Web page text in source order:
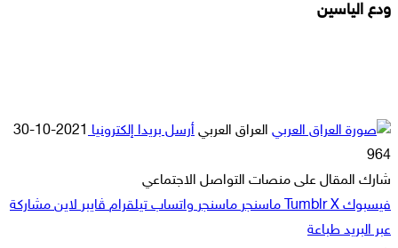
ودع الياسين
العراق العربي أرسل بريدا إلكترونيا 2021-10-30
964
شارك المقال على منصات التواصل الاجتماعي
فيسبوك ‫X ماسنجر ماسنجر واتساب تيلقرام ڤايبر لاين مشاركة
عبر البريد طباعة